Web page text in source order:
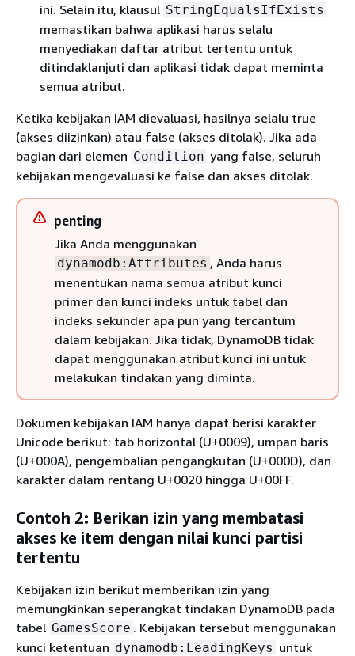
ini. Selain itu, klausul StringEqualsIfExists
memastikan bahwa aplikasi harus selalu
menyediakan daftar atribut tertentu untuk
ditindaklanjuti dan aplikasi tidak dapat meminta
semua atribut.
Ketika kebijakan IAM dievaluasi, hasilnya selalu true
(akses diizinkan) atau false (akses ditolak). Jika ada
bagian dari elemen Condition yang false, seluruh
kebijakan mengevaluasi ke false dan akses ditolak.
penting
Jika Anda menggunakan
dynamodb:Attributes , Anda harus
menentukan nama semua atribut kunci
primer dan kunci indeks untuk tabel dan
indeks sekunder apa pun yang tercantum
dalam kebijakan. Jika tidak, DynamoDB tidak
dapat menggunakan atribut kunci ini untuk
melakukan tindakan yang diminta.
Dokumen kebijakan IAM hanya dapat berisi karakter
Unicode berikut: tab horizontal (U+0009), umpan baris
(U+000A), pengembalian pengangkutan (U+000D), dan
karakter dalam rentang U+0020 hingga U+00FF.
Contoh 2: Berikan izin yang membatasi
akses ke item dengan nilai kunci partisi
tertentu
Kebijakan izin berikut memberikan izin yang
memungkinkan seperangkat tindakan DynamoDB pada
tabel GamesScore . Kebijakan tersebut menggunakan
kunci ketentuan dynamodb:LeadingKeys untuk